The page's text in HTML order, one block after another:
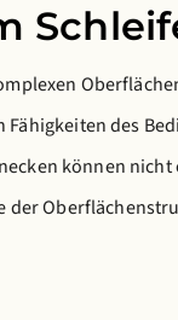
des
können
der